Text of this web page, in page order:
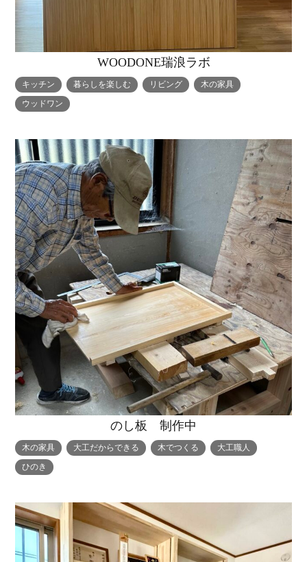
WOODONE瑞浪ラボ
キッチン 暮らしを楽しむ リビング
木の家具
ウッドワン
のし板 制作中
木の家具 大工だからできる 木でつくる
大工職人
ひのき